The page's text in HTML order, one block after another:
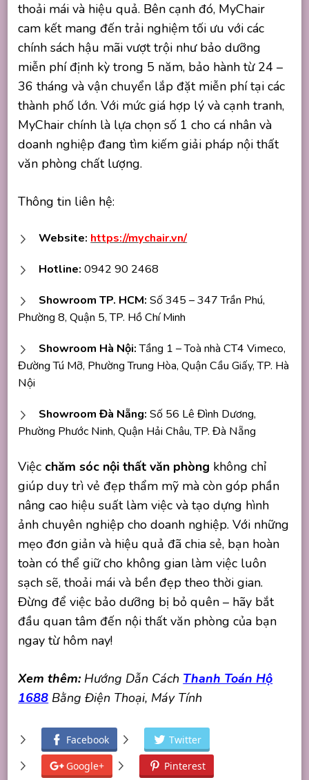
thoải mái và hiệu quả. Bên cạnh đó, MyChair
cam kết mang đến trải nghiệm tối ưu với các
chính sách hậu mãi vượt trội như bảo dưỡng
miễn phí định kỳ trong 5 năm, bảo hành từ 24 –
36 tháng và vận chuyển lắp đặt miễn phí tại các
thành phố lớn. Với mức giá hợp lý và cạnh tranh,
MyChair chính là lựa chọn số 1 cho cá nhân và
doanh nghiệp đang tìm kiếm giải pháp nội thất
văn phòng chất lượng.
Thông tin liên hệ:
Website: https://mychair.vn/
Hotline: 0942 90 2468
Showroom TP. HCM: Số 345 – 347 Trần Phú,
Phường 8, Quận 5, TP. Hồ Chí Minh
Showroom Hà Nội:Tầng 1 – Toà nhà CT4 Vimeco,
Đường Tú Mỡ, Phường Trung Hòa, Quận Cầu Giấy, TP. Hà
Nội
Showroom Đà Nẵng: Số 56 Lê Đình Dương,
Phường Phước Ninh, Quận Hải Châu, TP. Đà Nẵng
Việc chăm sóc nội thất văn phòng không chỉ
giúp duy trì vẻ đẹp thẩm mỹ mà còn góp phần
nâng cao hiệu suất làm việc và tạo dựng hình
ảnh chuyên nghiệp cho doanh nghiệp. Với những
mẹo đơn giản và hiệu quả đã chia sẻ, bạn hoàn
toàn có thể giữ cho không gian làm việc luôn
sạch sẽ, thoải mái và bền đẹp theo thời gian.
Đừng để việc bảo dưỡng bị bỏ quên – hãy bắt
đầu quan tâm đến nội thất văn phòng của bạn
ngay từ hôm nay!
Xem thêm: Hướng Dẫn Cách Thanh Toán Hộ
1688 Bằng Điện Thoại, Máy Tính
Facebook Twitter
Google+ Pinterest